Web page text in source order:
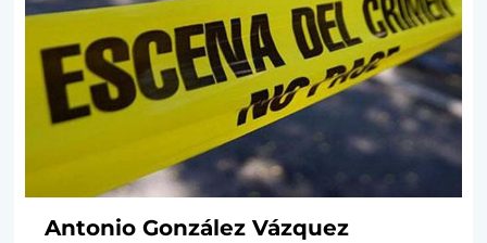
Antonio González Vázquez